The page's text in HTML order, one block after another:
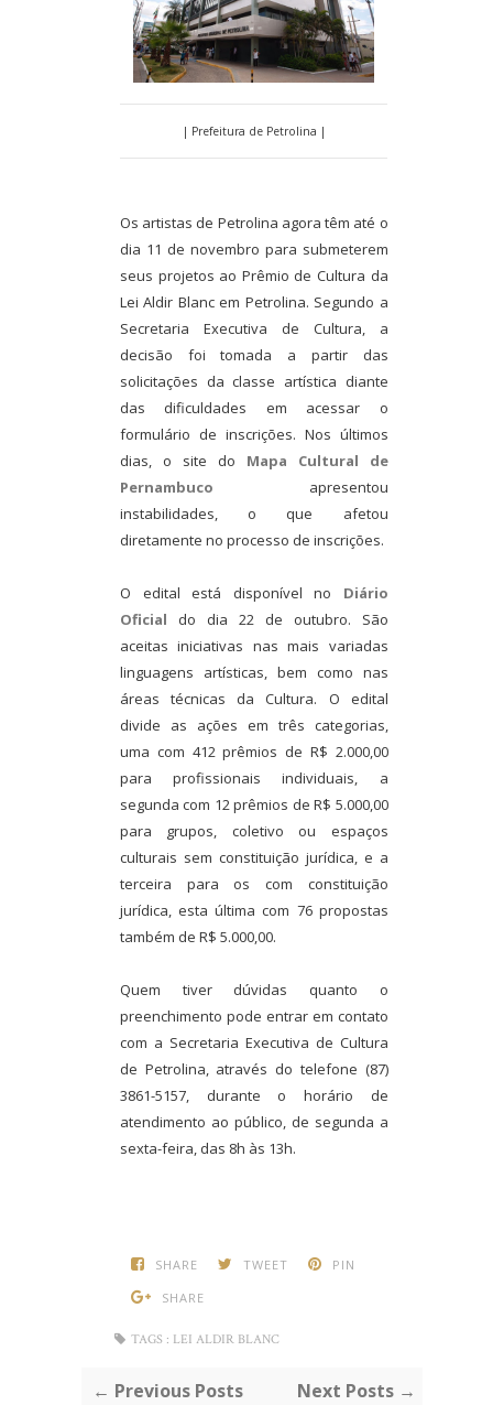
| Prefeitura de Petrolina |
Os artistas de Petrolina agora têm até o
dia 11 de novembro para submeterem
seus projetos ao Prêmio de Cultura da
Lei Aldir Blanc em Petrolina. Segundo a
Secretaria Executiva de Cultura, a
decisão foi tomada a partir das
solicitações da classe artística diante
das dificuldades em acessar o
formulário de inscrições. Nos últimos
dias, o site do Mapa Cultural de
Pernambuco apresentou
instabilidades, o que afetou
diretamente no processo de inscrições.
O edital está disponível no Diário
Oficial do dia 22 de outubro. São
aceitas iniciativas nas mais variadas
linguagens artísticas, bem como nas
áreas técnicas da Cultura. O edital
divide as ações em três categorias,
uma com 412 prêmios de R$ 2.000,00
para profissionais individuais, a
segunda com 12 prêmios de R$ 5.000,00
para grupos, coletivo ou espaços
culturais sem constituição jurídica, e a
terceira para os com constituição
jurídica, esta última com 76 propostas
também de R$ 5.000,00.
Quem tiver dúvidas quanto o
preenchimento pode entrar em contato
com a Secretaria Executiva de Cultura
de Petrolina, através do telefone (87)
3861-5157, durante o horário de
atendimento ao público, de segunda a
sexta-feira, das 8h às 13h.
SHARE TWEET
PIN
SHARE
TAGS : LEI ALDIR BLANC
← Previous Posts Next Posts →